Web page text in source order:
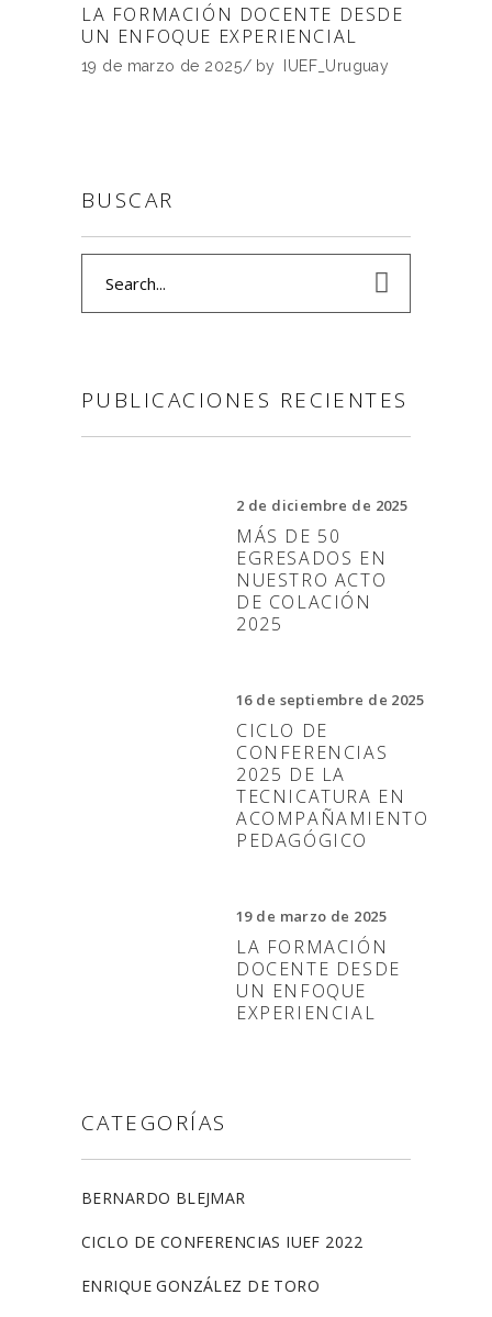
LA FORMACIÓN DOCENTE DESDE
UN ENFOQUE EXPERIENCIAL
19 de marzo de 2025 by IUEF_Uruguay
BUSCAR
PUBLICACIONES RECIENTES
2 de diciembre de 2025
MÁS DE 50
EGRESADOS EN
NUESTRO ACTO
DE COLACIÓN
2025
16 de septiembre de 2025
CICLO DE
CONFERENCIAS
2025 DE LA
TECNICATURA EN
ACOMPAÑAMIENTO
PEDAGÓGICO
19 de marzo de 2025
LA FORMACIÓN
DOCENTE DESDE
UN ENFOQUE
EXPERIENCIAL
CATEGORÍAS
BERNARDO BLEJMAR
CICLO DE CONFERENCIAS IUEF 2022
ENRIQUE GONZÁLEZ DE TORO